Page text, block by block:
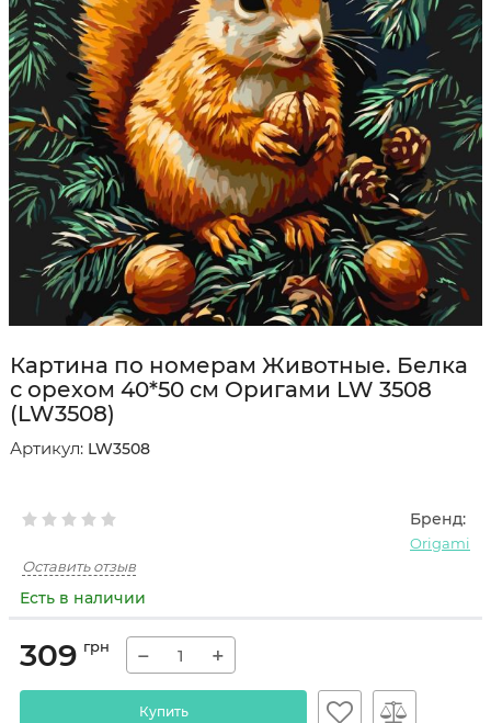
Картина по номерам Животные. Белка
с орехом 40*50 см Оригами LW 3508
(LW3508)
Артикул: LW3508
Бренд:
Origami
Оставить отзыв
Есть в наличии
309 грн − +
Купить